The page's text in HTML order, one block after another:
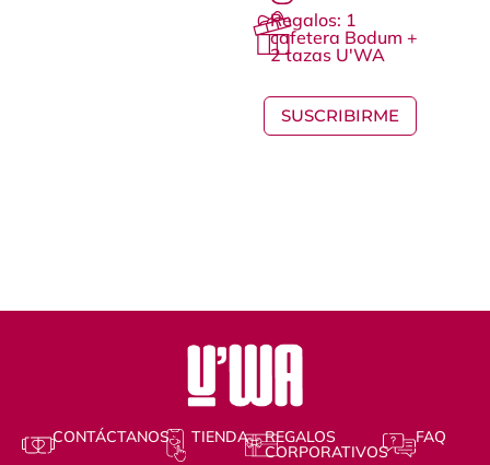
Regalos: 1
cafetera Bodum +
2 tazas U'WA
SUSCRIBIRME
CONTÁCTANOS TIENDA REGALOS
CORPORATIVOS
FAQ